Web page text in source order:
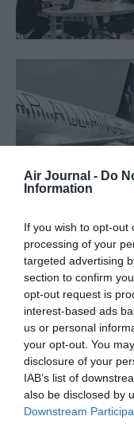
Air Journal - Do
Information
If you wish to opt-out
processing of your
targeted advertising
section to confirm
opt-out request is
interest-based ads
us or personal
your opt-out. You
disclosure of your
IAB’s list of
also be disclosed by
Downstream